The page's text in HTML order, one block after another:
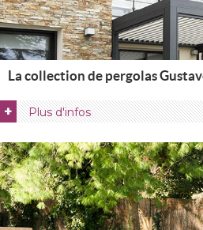
La collection de pergolas
+ Plus d'infos